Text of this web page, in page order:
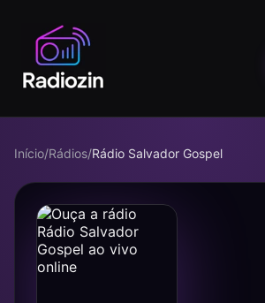
Início/Rádios/Rádio Salvador Gospel